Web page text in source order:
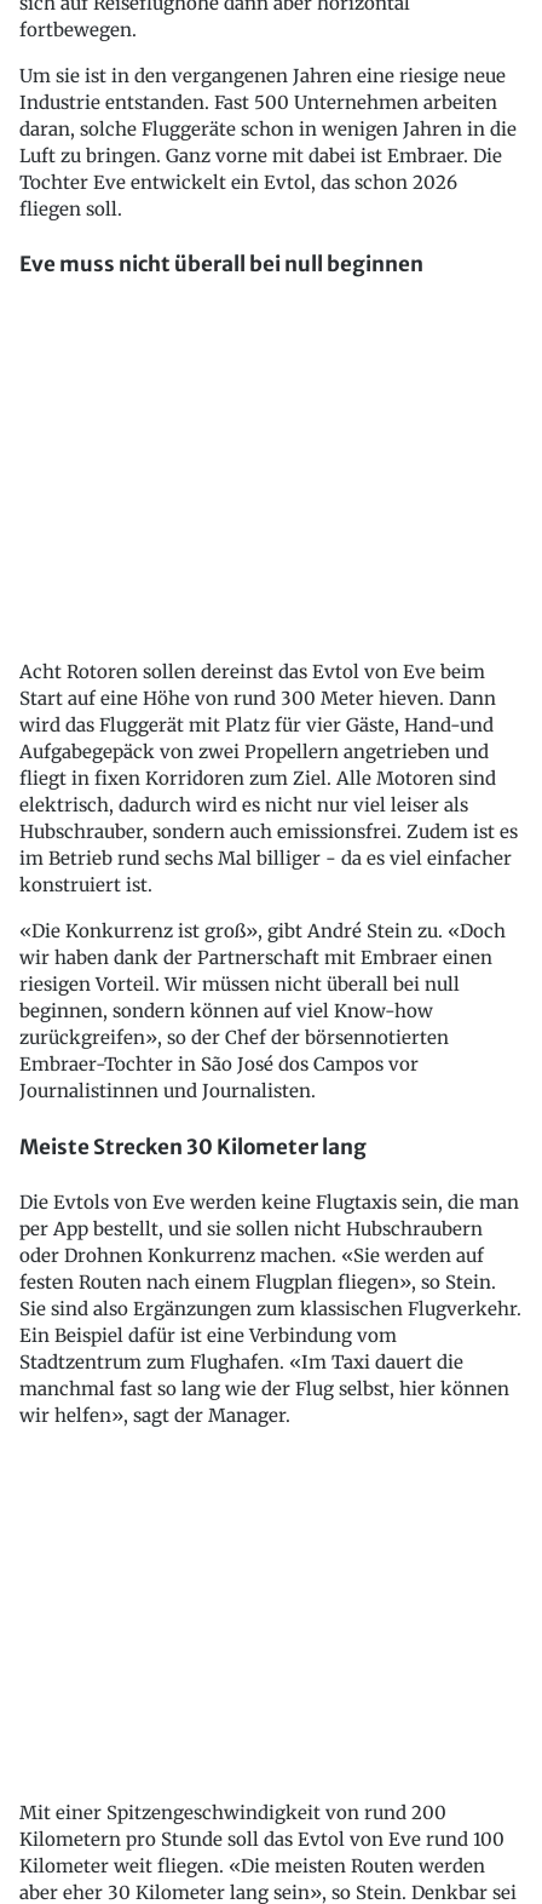
fortbewegen.
Um sie ist in den vergangenen Jahren eine riesige neue
Industrie entstanden. Fast 500 Unternehmen arbeiten
daran, solche Fluggeräte schon in wenigen Jahren in die
Luft zu bringen. Ganz vorne mit dabei ist Embraer. Die
Tochter Eve entwickelt ein Evtol, das schon 2026
fliegen soll.
Eve muss nicht überall bei null beginnen
Acht Rotoren sollen dereinst das Evtol von Eve beim
Start auf eine Höhe von rund 300 Meter hieven. Dann
wird das Fluggerät mit Platz für vier Gäste, Hand-und
Aufgabegepäck von zwei Propellern angetrieben und
fliegt in fixen Korridoren zum Ziel. Alle Motoren sind
elektrisch, dadurch wird es nicht nur viel leiser als
Hubschrauber, sondern auch emissionsfrei. Zudem ist es
im Betrieb rund sechs Mal billiger - da es viel einfacher
konstruiert ist.
«Die Konkurrenz ist groß», gibt André Stein zu. «Doch
wir haben dank der Partnerschaft mit Embraer einen
riesigen Vorteil. Wir müssen nicht überall bei null
beginnen, sondern können auf viel Know-how
zurückgreifen», so der Chef der börsennotierten
Embraer-Tochter in São José dos Campos vor
Journalistinnen und Journalisten.
Meiste Strecken 30 Kilometer lang
Die Evtols von Eve werden keine Flugtaxis sein, die man
per App bestellt, und sie sollen nicht Hubschraubern
oder Drohnen Konkurrenz machen. «Sie werden auf
festen Routen nach einem Flugplan fliegen», so Stein.
Sie sind also Ergänzungen zum klassischen Flugverkehr.
Ein Beispiel dafür ist eine Verbindung vom
Stadtzentrum zum Flughafen. «Im Taxi dauert die
manchmal fast so lang wie der Flug selbst, hier können
wir helfen», sagt der Manager.
Mit einer Spitzengeschwindigkeit von rund 200
Kilometern pro Stunde soll das Evtol von Eve rund 100
Kilometer weit fliegen. «Die meisten Routen werden
aber eher 30 Kilometer lang sein», so Stein. Denkbar sei